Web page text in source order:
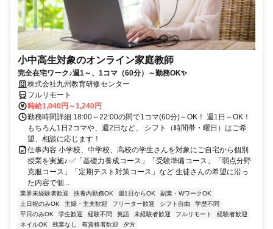
小中高生対象のオンライン家庭教師
完全在宅ワーク♪週1～、1コマ（60分）～勤務OK✨
株式会社九州教育研修センター
フルリモート
時給1,040円～1,240円
勤務時間詳細 18:00～22:00の間で1コマ(60分)～OK！ 週1日～OK！
もちろん1日2コマや、週2日など、 シフト（時間帯・曜日）はご希
望、相談に応じます！
仕事内容 小学校、中学校、高校の学生さんを対象にご自宅から個別
授業を実施♪ ✅「基礎力養成コース」「受験準備コース」「弱点分野
克服コース」「定期テスト対策コース」など 生徒さんの希望に沿っ
た内容で個...
業界未経験者歓迎 扶養内勤務OK 週1日からOK
副業・WワークOK
土日祝のみOK
主婦・主夫歓迎 フリーター歓迎 シフト自由
学歴不問
平日のみOK
学生歓迎 経験不問 英語 未経験者歓迎 フルリモート
経験者歓迎
ネイルOK
残業なし 有資格者歓迎 夕方